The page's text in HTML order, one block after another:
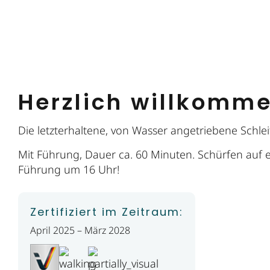
Herzlich
Die letzterhaltene, von Wasser angetriebene
Mit Führung, Dauer ca. 60 Minuten. Schürfen
Führung um 16 Uhr!
Zertifiziert im Zeitraum:
April 2025 – März 2028